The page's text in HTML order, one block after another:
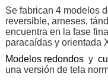
Se fabrican 4 modelos
reversible, arneses,
encuentra en la fase
paracaídas y orientada
Modelos redondos y
una versión de tela